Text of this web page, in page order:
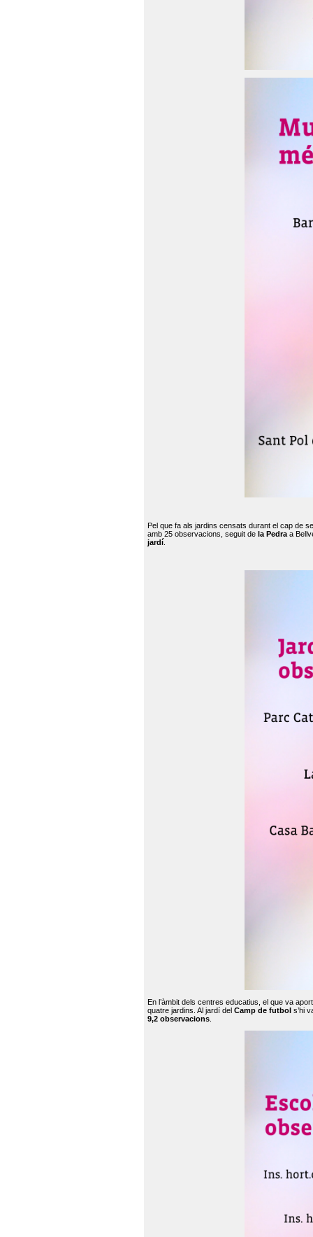
Pel que fa als jardins censats durant el cap de
amb 25 observacions, seguit de la Pedra a
jardí
En l’àmbit dels centres educatius, el que va
quatre jardins. Al jardí del Camp de futbol s’hi
9,2 observacions